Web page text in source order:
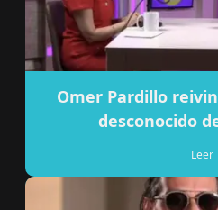
Omer Pardillo
desconocido
Leer